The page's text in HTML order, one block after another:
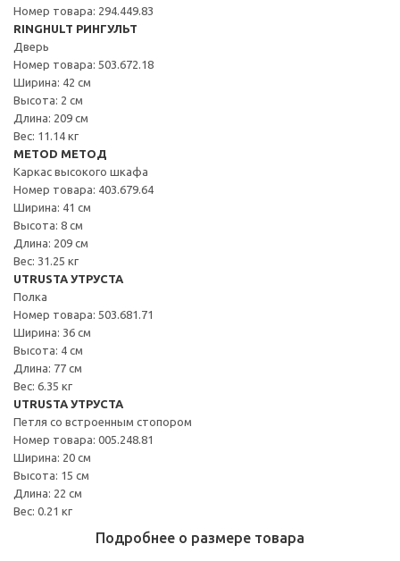
Номер товара: 294.449.83
RINGHULT РИНГУЛЬТ
Дверь
Номер товара: 503.672.18
Ширина: 42 см
Высота: 2 см
Длина: 209 см
Вес: 11.14 кг
METOD МЕТОД
Каркас высокого шкафа
Номер товара: 403.679.64
Ширина: 41 см
Высота: 8 см
Длина: 209 см
Вес: 31.25 кг
UTRUSTA УТРУСТА
Полка
Номер товара: 503.681.71
Ширина: 36 см
Высота: 4 см
Длина: 77 см
Вес: 6.35 кг
UTRUSTA УТРУСТА
Петля со встроенным стопором
Номер товара: 005.248.81
Ширина: 20 см
Высота: 15 см
Длина: 22 см
Вес: 0.21 кг
Подробнее о размере товара